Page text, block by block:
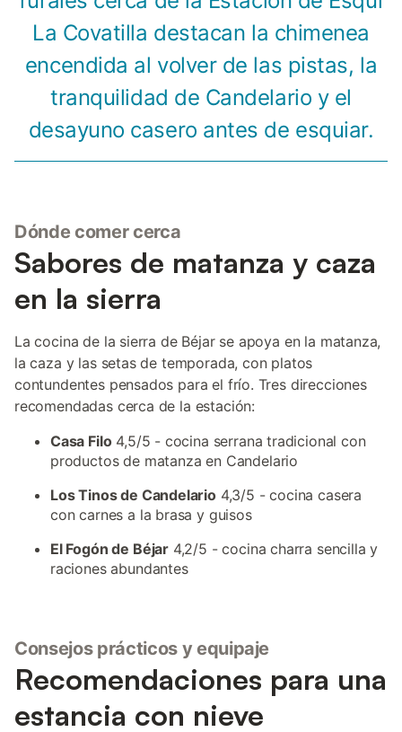
La Covatilla destacan la chimenea
encendida al volver de las pistas, la
tranquilidad de Candelario y el
desayuno casero antes de esquiar.
Dónde comer cerca
Sabores de matanza y caza
en la sierra
La cocina de la sierra de Béjar se apoya en la matanza,
la caza y las setas de temporada, con platos
contundentes pensados para el frío. Tres direcciones
recomendadas cerca de la estación:
Casa Filo4,5/5 - cocina serrana tradicional con
productos de matanza en Candelario
Los Tinos de Candelario4,3/5 - cocina casera
con carnes a la brasa y guisos
El Fogón de Béjar 4,2/5 - cocina charra sencilla y
raciones abundantes
Consejos prácticos y equipaje
Recomendaciones para una
estancia con nieve